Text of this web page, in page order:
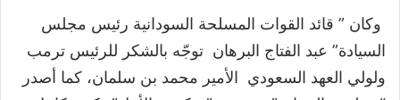
وكان ” قائد القوات المسلحة السودانية رئيس مجلس
السيادة” عبد الفتاج البرهان توجّه بالشكر للرئيس ترمب
ولولي العهد السعودي الأمير محمد بن سلمان، كما أصدر